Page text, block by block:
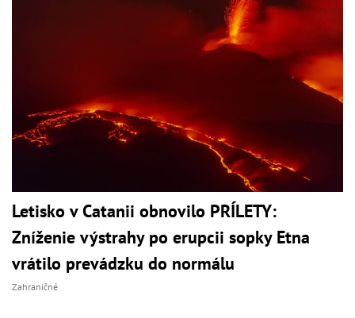
Letisko v Catanii obnovilo PRÍLETY:
Zníženie výstrahy po erupcii sopky Etna
vrátilo prevádzku do normálu
Zahraničné